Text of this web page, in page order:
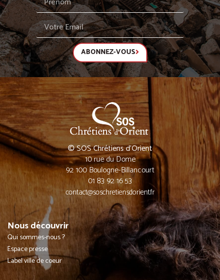
ABONNEZ-VOUS
© SOS Chrétiens d’Orient
10 rue du Dome
92 100 Boulogne-Billancourt
01 83 92 16 53
contact@soschretiensdorient.fr
Nous découvrir
Qui sommes-nous ?
Espace presse
Label ville de coeur